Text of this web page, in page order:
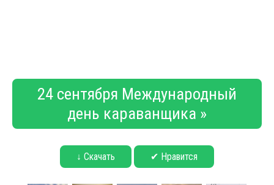
24 сентября Международный
день караванщика »
↓ Скачать ✔ Нравится